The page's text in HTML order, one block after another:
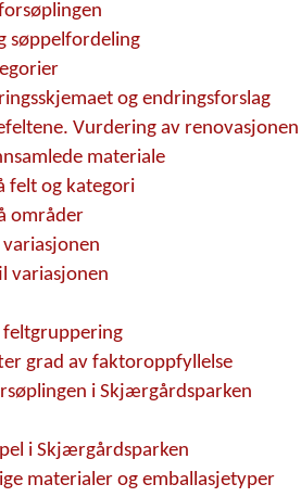
søppelfordeling
og endringsforslag
Vurdering av renovasjonen
materiale
felt og kategori
områder
variasjonen
feltgruppering
grad av faktoroppfyllelse
i Skjærgårdsparken
i Skjærgårdsparken
materialer og emballasjetyper